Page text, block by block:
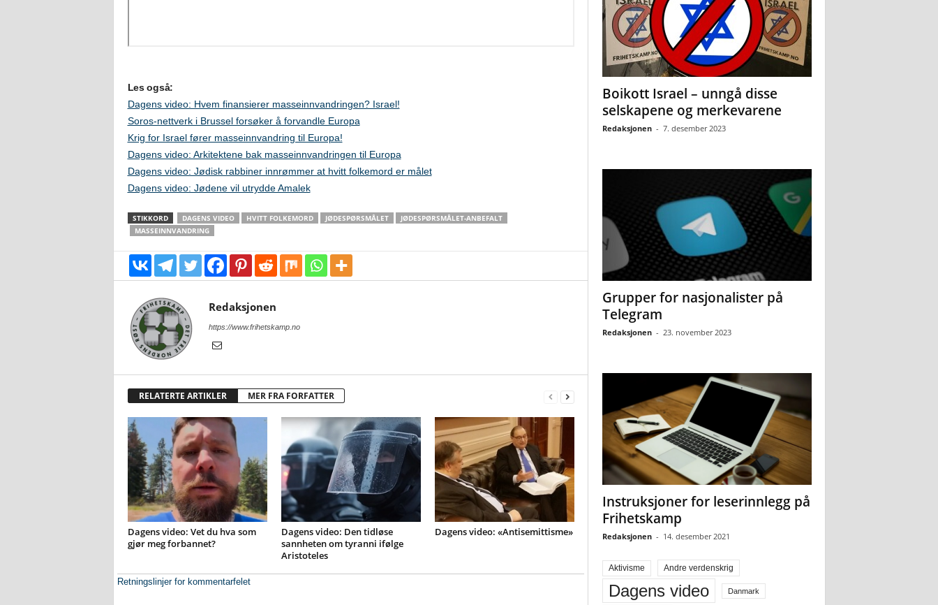
Les også:
Dagens video: Hvem finansierer masseinnvandringen? Israel!
Soros-nettverk i Brussel forsøker å forvandle Europa
Krig for Israel fører masseinnvandring til Europa!
Dagens video: Arkitektene bak masseinnvandringen til Europa
Dagens video: Jødisk rabbiner innrømmer at hvitt folkemord er målet
Dagens video: Jødene vil utrydde Amalek
STIKKORD DAGENS VIDEO HVITT FOLKEMORD JØDESPØRSMÅLET
JØDESPØRSMÅLET-ANBEFALT
MASSEINNVANDRING
Redaksjonen
https://www.frihetskamp.no
RELATERTE ARTIKLER MER FRA FORFATTER
Dagens video: Vet du hva som
gjør meg forbannet?
Dagens video: Den tidløse
sannheten om tyranni ifølge
Aristoteles
Dagens video: «Antisemittisme»
Retningslinjer for kommentarfelet
Boikott Israel – unngå disse
selskapene og merkevarene
Redaksjonen - 7. desember 2023
Grupper for nasjonalister på
Telegram
Redaksjonen - 23. november 2023
Instruksjoner for leserinnlegg på
Frihetskamp
Redaksjonen - 14. desember 2021
Aktivisme Andre verdenskrig
Dagens video Danmark